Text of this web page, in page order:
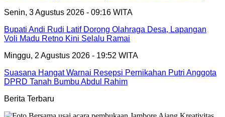
Senin, 3 Agustus 2026 - 09:16 WITA
Bupati Andi Rudi Latif Dorong Olahraga Desa, Lapangan
Voli Madu Retno Kini Selalu Ramai
Minggu, 2 Agustus 2026 - 19:52 WITA
Suasana Hangat Warnai Resepsi Pernikahan Putri Anggota
DPRD Tanah Bumbu Abdul Rahim
Berita Terbaru